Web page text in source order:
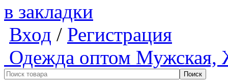
в закладки
Вход / Регистрация
Одежда оптом Мужская,